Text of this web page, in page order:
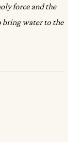
force and the
bring water to the